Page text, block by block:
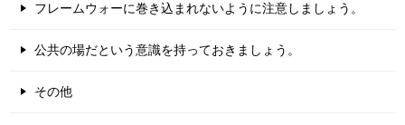
フレームウォーに巻き込まれないように注意しましょう。
公共の場だという意識を持っておきましょう。
その他